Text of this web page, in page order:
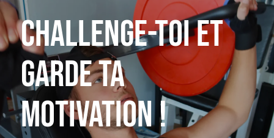
challenge-toi et
garde ta
motivation !